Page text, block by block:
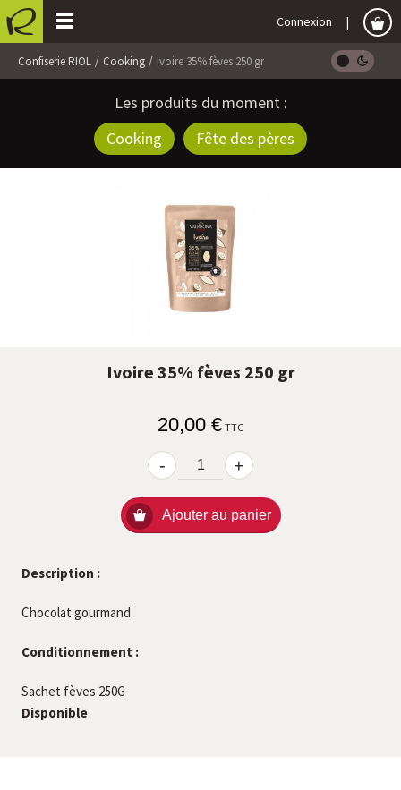
Connexion
Confiserie RIOL Cooking Ivoire 35% fèves 250 gr
Les produits du moment :
Cooking
Fête des pères
Ivoire 35% fèves 250 gr
Description :
Chocolat gourmand
Conditionnement :
Sachet fèves 250G
Disponible
20,00 € TTC
- +
Ajouter au panier